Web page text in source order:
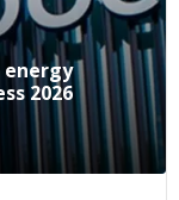
energy
2026